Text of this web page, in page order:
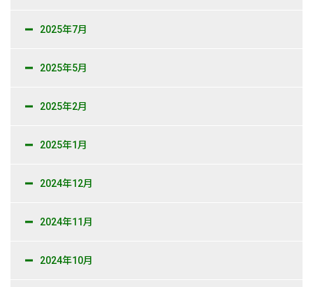
2025年7月
2025年5月
2025年2月
2025年1月
2024年12月
2024年11月
2024年10月